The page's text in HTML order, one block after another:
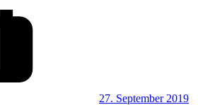
27. September 2019